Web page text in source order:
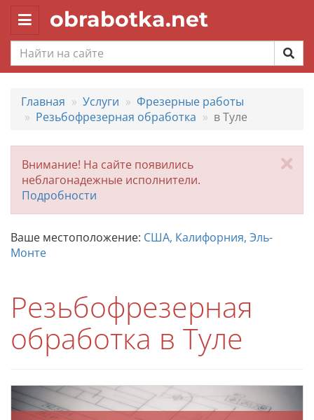
Toggle
navigation
obrabotka.net
Главная Услуги
Фрезерные работы
Резьбофрезерная обработка
в Туле
Внимание! На сайте появились
неблагонадежные исполнители.
Подробности
Ваше местоположение: США, Калифорния, Эль-
Монте
Резьбофрезерная
обработка в Туле